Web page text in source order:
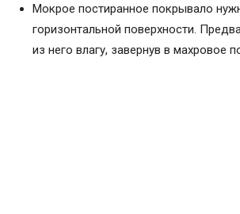
Мокрое постиранное покрывало
горизонтальной поверхности.
из него влагу, завернув в махровое